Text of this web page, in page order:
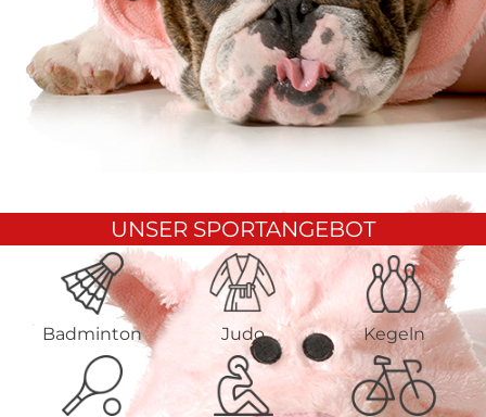
UNSER SPORTANGEBOT
Badminton Judo Kegeln